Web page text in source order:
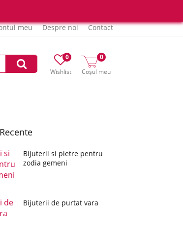
meu Despre noi Contact
Wishlist
0
Coșul meu
0
Bijuterii si pietre pentru
zodia gemeni
Bijuterii de purtat vara